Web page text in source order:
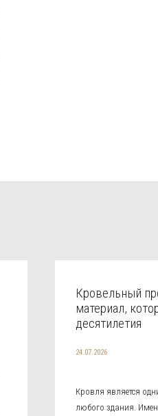
Кровельный
материал,
десятилетия
24.07.2026
Кровля является
любого здания.